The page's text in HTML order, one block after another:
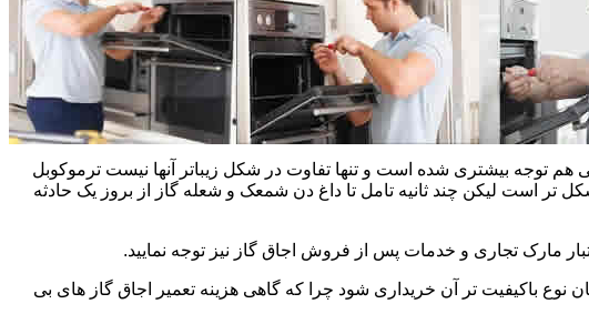
هم توجه بیشتری شده است و تنها تفاوت در شکل زیباتر آنها نیست ترموکوبل
است لیکن چند ثانیه تامل تا داغ دن شمعک و شعله گاز از بروز یک حادثه
مارک تجاری و خدمات پس از فروش اجاق گاز نیز توجه نمایید.
نوع باکیفیت تر آن خریداری شود چرا که گاهی هزینه تعمیر اجاق گاز های بی